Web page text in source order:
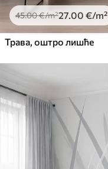
45.00€/m²27.00 €/m²
Трава, оштро лишће